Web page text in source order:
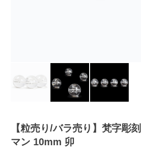
【粒売り/バラ売り】梵字彫
マン 10mm 卯